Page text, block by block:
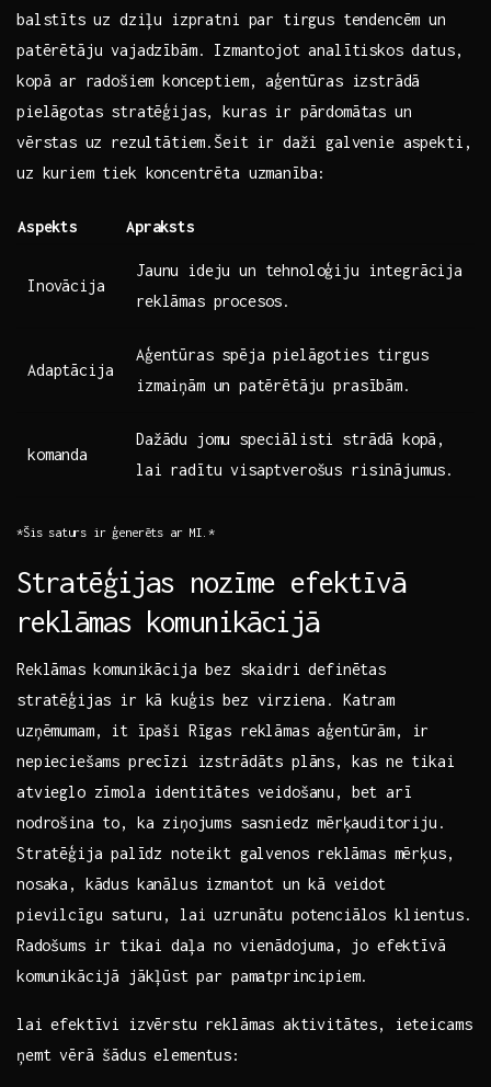
balstīts⁣ uz dziļu izpratni par tirgus tendencēm ‌un
patērētāju vajadzībām.⁢ Izmantojot analītiskos⁣ datus,
kopā ⁤ar radošiem ‌konceptiem, aģentūras ‌izstrādā
pielāgotas stratēģijas, kuras ir pārdomātas un
vērstas ⁤uz rezultātiem.Šeit ir‌ daži galvenie aspekti,
uz kuriem tiek‍ koncentrēta uzmanība:
Aspekts Apraksts
Inovācija
Jaunu ideju un​ tehnoloģiju ‌integrācija
reklāmas​ procesos.
Adaptācija
Aģentūras spēja pielāgoties‌ tirgus
izmaiņām un⁢ patērētāju prasībām.
komanda
Dažādu jomu ‌speciālisti strādā⁤ kopā,
lai ‌radītu visaptverošus‌ risinājumus.
*Šis ⁢saturs‍ ir ģenerēts ar ⁣MI.*
Stratēģijas nozīme efektīvā
reklāmas komunikācijā
Reklāmas ⁤komunikācija bez skaidri definētas​
stratēģijas ir kā kuģis bez virziena. Katram
uzņēmumam, it īpaši Rīgas reklāmas aģentūrām, ir​
nepieciešams precīzi​ izstrādāts ​plāns, kas⁣ ne‌ tikai
atvieglo zīmola‍ identitātes veidošanu, bet arī
nodrošina to, ka ziņojums ⁢sasniedz ⁢mērķauditoriju.
Stratēģija⁢ palīdz noteikt galvenos⁣ reklāmas mērķus,
nosaka, kādus kanālus ⁣izmantot un ‌kā⁣ veidot
pievilcīgu‌ saturu, lai uzrunātu potenciālos klientus.
⁣Radošums⁢ ir‍ tikai daļa no vienādojuma, jo efektīvā
komunikācijā jākļūst ⁢par pamatprincipiem.
lai efektīvi izvērstu reklāmas⁤ aktivitātes, ieteicams​
ņemt ‍vērā šādus elementus: